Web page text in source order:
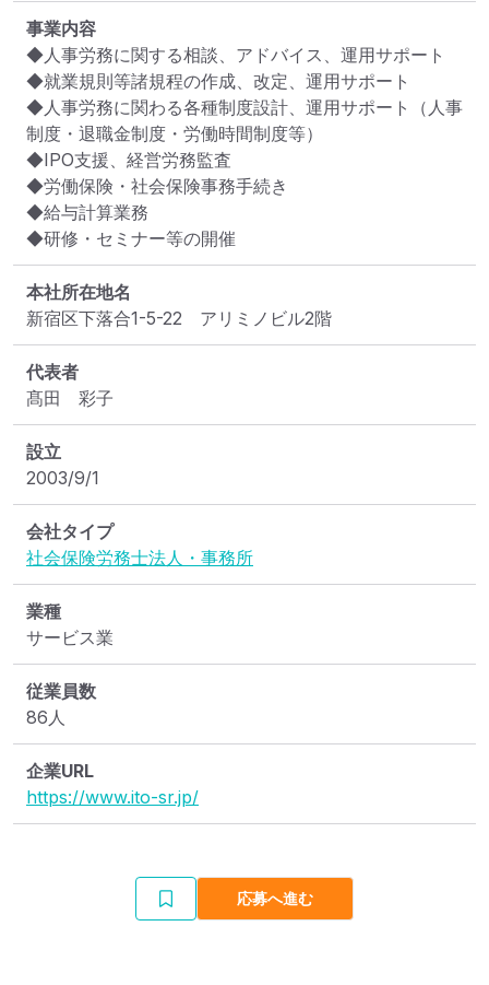
事業内容
◆人事労務に関する相談、アドバイス、運用サポート
◆就業規則等諸規程の作成、改定、運用サポート
◆人事労務に関わる各種制度設計、運用サポート（人事
制度・退職金制度・労働時間制度等）
◆IPO支援、経営労務監査
◆労働保険・社会保険事務手続き
◆給与計算業務
◆研修・セミナー等の開催
本社所在地名
新宿区下落合1-5-22　アリミノビル2階
代表者
髙田　彩子
設立
2003/9/1
会社タイプ
社会保険労務士法人・事務所
業種
サービス業
従業員数
86人
企業URL
https://www.ito-sr.jp/
応募へ進む